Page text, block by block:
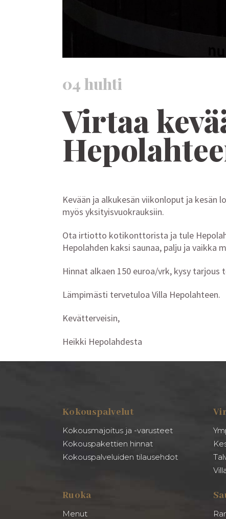
04 huhti
Virtaa
Kevään ja alkukesän viikonloput ja
myös yksityisvuokrauksiin.
Ota irtiotto kotikonttorista ja tule
Hepolahden kaksi saunaa, palju ja
Hinnat alkaen 150 euroa/vrk, kysy
Lämpimästi tervetuloa Villa Hepolahteen.
Kevätterveisin,
Heikki Hepolahdesta
Kokouspalvelut
Kokousmajoitus ja -varusteet
Kokouspakettien hinnat
Kokouspalveluiden tilausehdot
Ruoka
Menut